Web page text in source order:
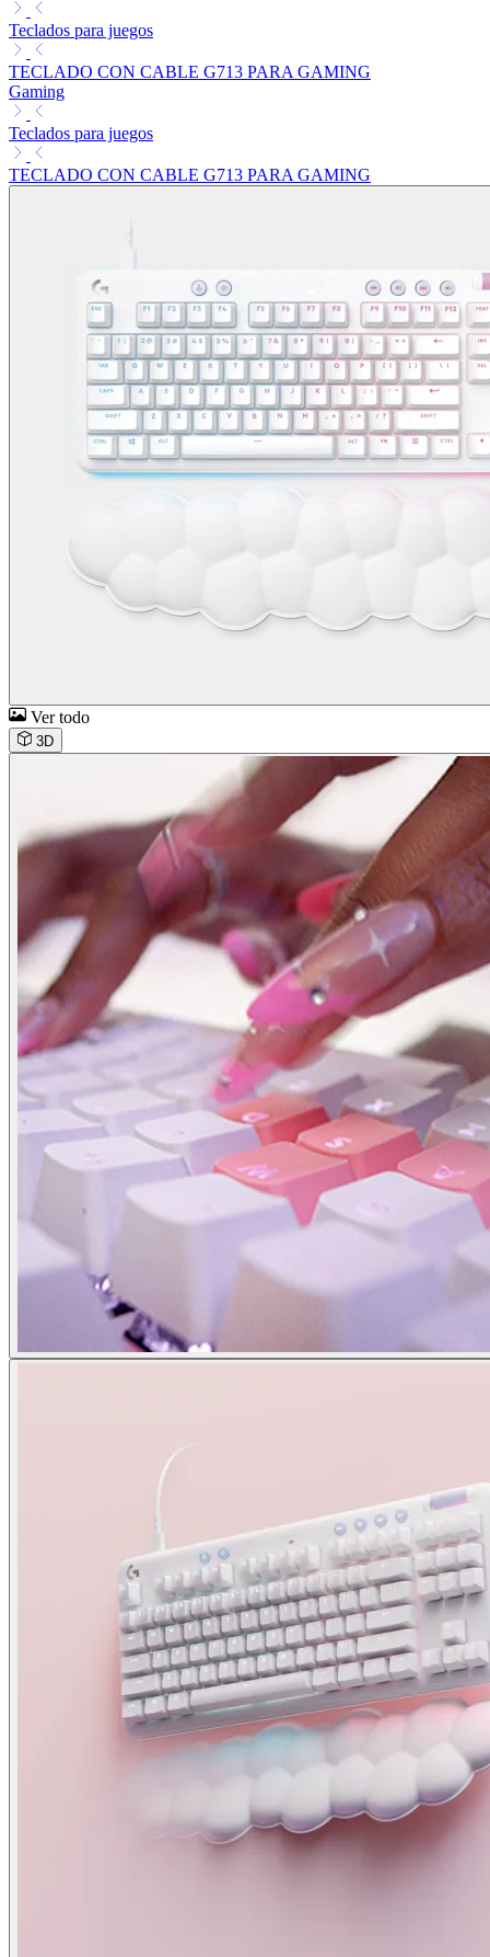
Teclados para juegos
TECLADO CON CABLE G713 PARA GAMING
Gaming
Teclados para juegos
TECLADO CON CABLE G713 PARA GAMING
Ver todo
3D